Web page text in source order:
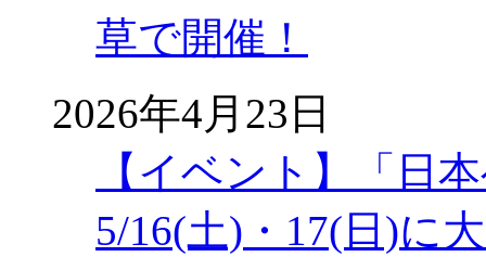
草で開催！
2026年4月23日
【イベント】「日
5/16(土)・17(日)に